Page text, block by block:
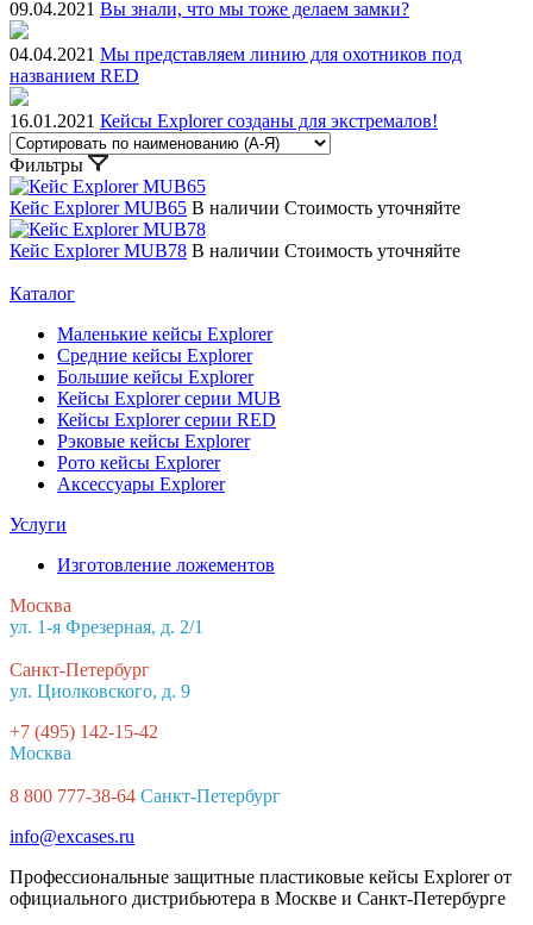
09.04.2021 Вы знали, что мы тоже делаем замки?
04.04.2021 Мы представляем линию для охотников под
названием RED
16.01.2021 Кейсы Explorer созданы для экстремалов!
Фильтры
Кейс Explorer MUB65 В наличии Стоимость уточняйте
Кейс Explorer MUB78 В наличии Стоимость уточняйте
Каталог
Маленькие кейсы Explorer
Средние кейсы Explorer
Большие кейсы Explorer
Кейсы Explorer серии MUB
Кейсы Explorer серии RED
Рэковые кейсы Explorer
Рото кейсы Explorer
Аксессуары Explorer
Услуги
Изготовление ложементов
Москва
ул. 1-я Фрезерная, д. 2/1
Санкт-Петербург
ул. Циолковского, д. 9
+7 (495) 142-15-42
Москва
8 800 777-38-64 Санкт-Петербург
info@excases.ru
Профессиональные защитные пластиковые кейсы Explorer от
официального дистрибьютера в Москве и Санкт-Петербурге